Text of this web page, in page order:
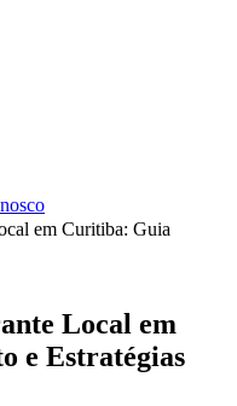
em Curitiba: Guia
Local em
e Estratégias